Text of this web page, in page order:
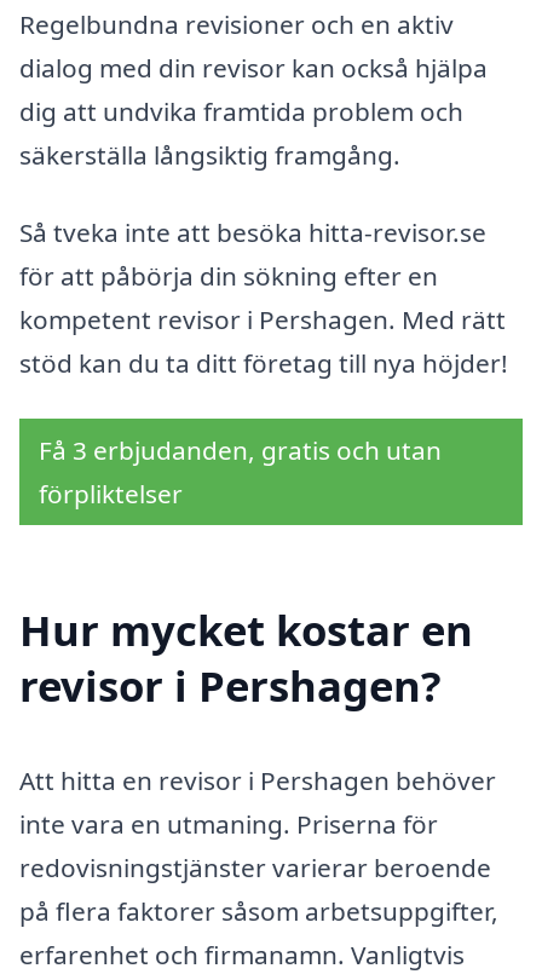
Regelbundna revisioner och en aktiv
dialog med din revisor kan också hjälpa
dig att undvika framtida problem och
säkerställa långsiktig framgång.
Så tveka inte att besöka hitta-revisor.se
för att påbörja din sökning efter en
kompetent revisor i Pershagen. Med rätt
stöd kan du ta ditt företag till nya höjder!
Få 3 erbjudanden, gratis och utan
förpliktelser
Hur mycket kostar en
revisor i Pershagen?
Att hitta en revisor i Pershagen behöver
inte vara en utmaning. Priserna för
redovisningstjänster varierar beroende
på flera faktorer såsom arbetsuppgifter,
erfarenhet och firmanamn. Vanligtvis